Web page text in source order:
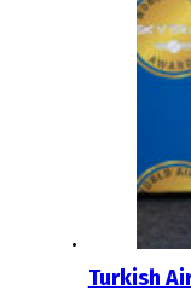
Turkish